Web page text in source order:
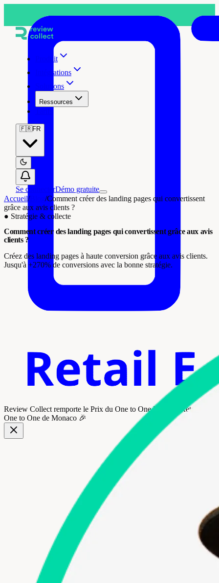
Review Collect remporte le Prix du One to One Monaco Retail
One to One de Monaco 🎉
Produit
Intégrations
Solutions
Ressources
🇫🇷FR
Se connecterDémo gratuite
Accueil/Blog /Comment créer des landing pages qui convertissent
grâce aux avis clients ?
● Stratégie & collecte
Comment créer des landing pages qui convertissent grâce aux avis
clients ?
Créez des landing pages à haute conversion grâce aux avis clients.
Jusqu'à +270% de conversions avec la bonne stratégie.